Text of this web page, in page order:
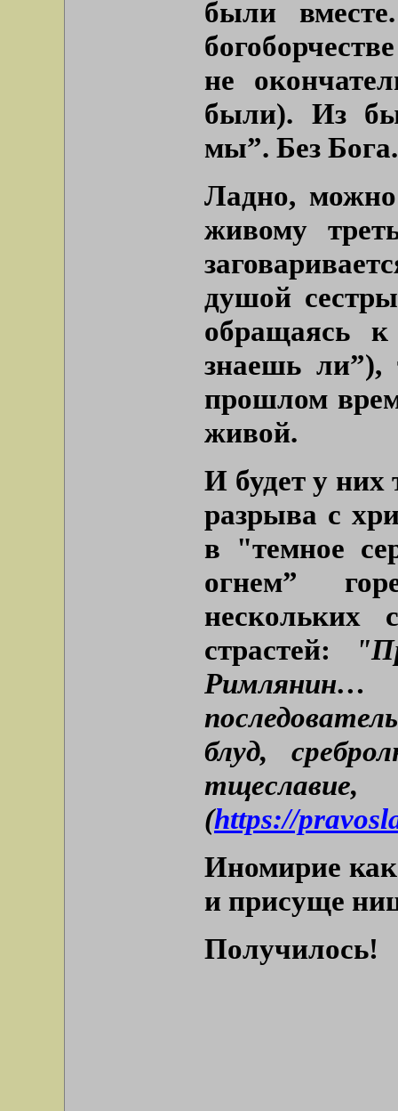
были
не
были). Из
мы”. Без Бога.
Ладно,
живому
душой
обращаясь
знаешь ли”),
прошлом
живой.
И будет у них
разрыва с
в "темное
огнем”
нескольких
страстей:
блуд,
(https://
Иномирие
и присуще
Получилось!